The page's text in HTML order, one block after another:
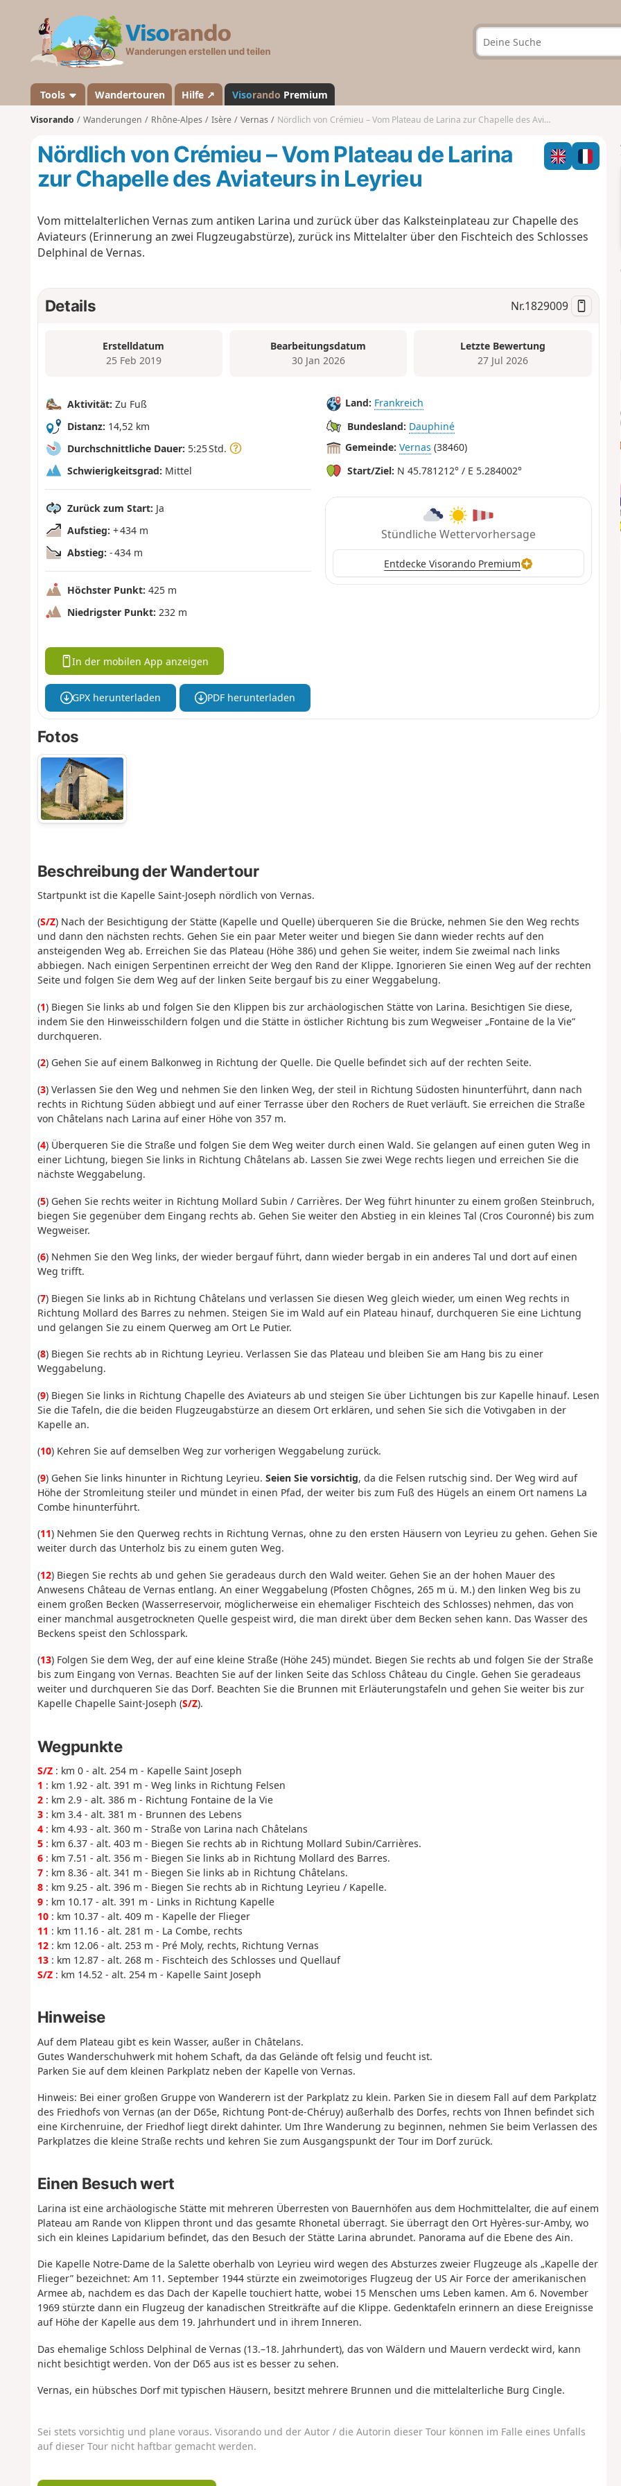
a
n
d
Tools Wandertouren Hilfe ↗ Visorando Premium
Visorando Wanderungen Rhône-Alpes Isère Vernas Nördlich von Crémieu – Vom Plateau de Larina zur Chapelle des Aviateurs in Leyrieu
Nördlich von Crémieu – Vom Plateau de Larina
zur Chapelle des Aviateurs in Leyrieu
Vom mittelalterlichen Vernas zum antiken Larina und zurück über das Kalksteinplateau zur Chapelle des
Aviateurs (Erinnerung an zwei Flugzeugabstürze), zurück ins Mittelalter über den Fischteich des Schlosses
Delphinal de Vernas.
Details Nr.1829009
Erstelldatum
25 Feb 2019
Bearbeitungsdatum
30 Jan 2026
Letzte Bewertung
27 Jul 2026
Aktivität: Zu Fuß
Distanz: 14,52 km
Durchschnittliche Dauer: 5:25 Std.
Schwierigkeitsgrad: Mittel
Zurück zum Start: Ja
Aufstieg: + 434 m
Abstieg: - 434 m
Höchster Punkt: 425 m
Niedrigster Punkt: 232 m
Land: Frankreich
Bundesland: Dauphiné
Gemeinde: Vernas (38460)
Start/Ziel: N 45.781212° / E 5.284002°
Stündliche Wettervorhersage
Entdecke Visorando Premium
In der mobilen App anzeigen
GPX herunterladen PDF herunterladen
Fotos
Beschreibung der Wandertour
Startpunkt ist die Kapelle Saint-Joseph nördlich von Vernas.
(S/Z) Nach der Besichtigung der Stätte (Kapelle und Quelle) überqueren Sie die Brücke, nehmen Sie den Weg rechts
und dann den nächsten rechts. Gehen Sie ein paar Meter weiter und biegen Sie dann wieder rechts auf den
ansteigenden Weg ab. Erreichen Sie das Plateau (Höhe 386) und gehen Sie weiter, indem Sie zweimal nach links
abbiegen. Nach einigen Serpentinen erreicht der Weg den Rand der Klippe. Ignorieren Sie einen Weg auf der rechten
Seite und folgen Sie dem Weg auf der linken Seite bergauf bis zu einer Weggabelung.
(1) Biegen Sie links ab und folgen Sie den Klippen bis zur archäologischen Stätte von Larina. Besichtigen Sie diese,
indem Sie den Hinweisschildern folgen und die Stätte in östlicher Richtung bis zum Wegweiser „Fontaine de la Vie”
durchqueren.
(2) Gehen Sie auf einem Balkonweg in Richtung der Quelle. Die Quelle befindet sich auf der rechten Seite.
(3) Verlassen Sie den Weg und nehmen Sie den linken Weg, der steil in Richtung Südosten hinunterführt, dann nach
rechts in Richtung Süden abbiegt und auf einer Terrasse über den Rochers de Ruet verläuft. Sie erreichen die Straße
von Châtelans nach Larina auf einer Höhe von 357 m.
(4) Überqueren Sie die Straße und folgen Sie dem Weg weiter durch einen Wald. Sie gelangen auf einen guten Weg in
einer Lichtung, biegen Sie links in Richtung Châtelans ab. Lassen Sie zwei Wege rechts liegen und erreichen Sie die
nächste Weggabelung.
(5) Gehen Sie rechts weiter in Richtung Mollard Subin / Carrières. Der Weg führt hinunter zu einem großen Steinbruch,
biegen Sie gegenüber dem Eingang rechts ab. Gehen Sie weiter den Abstieg in ein kleines Tal (Cros Couronné) bis zum
Wegweiser.
(6) Nehmen Sie den Weg links, der wieder bergauf führt, dann wieder bergab in ein anderes Tal und dort auf einen
Weg trifft.
(7) Biegen Sie links ab in Richtung Châtelans und verlassen Sie diesen Weg gleich wieder, um einen Weg rechts in
Richtung Mollard des Barres zu nehmen. Steigen Sie im Wald auf ein Plateau hinauf, durchqueren Sie eine Lichtung
und gelangen Sie zu einem Querweg am Ort Le Putier.
(8) Biegen Sie rechts ab in Richtung Leyrieu. Verlassen Sie das Plateau und bleiben Sie am Hang bis zu einer
Weggabelung.
(9) Biegen Sie links in Richtung Chapelle des Aviateurs ab und steigen Sie über Lichtungen bis zur Kapelle hinauf. Lesen
Sie die Tafeln, die die beiden Flugzeugabstürze an diesem Ort erklären, und sehen Sie sich die Votivgaben in der
Kapelle an.
(10) Kehren Sie auf demselben Weg zur vorherigen Weggabelung zurück.
(9) Gehen Sie links hinunter in Richtung Leyrieu. Seien Sie vorsichtig, da die Felsen rutschig sind. Der Weg wird auf
Höhe der Stromleitung steiler und mündet in einen Pfad, der weiter bis zum Fuß des Hügels an einem Ort namens La
Combe hinunterführt.
(11) Nehmen Sie den Querweg rechts in Richtung Vernas, ohne zu den ersten Häusern von Leyrieu zu gehen. Gehen Sie
weiter durch das Unterholz bis zu einem guten Weg.
(12) Biegen Sie rechts ab und gehen Sie geradeaus durch den Wald weiter. Gehen Sie an der hohen Mauer des
Anwesens Château de Vernas entlang. An einer Weggabelung (Pfosten Chôgnes, 265 m ü. M.) den linken Weg bis zu
einem großen Becken (Wasserreservoir, möglicherweise ein ehemaliger Fischteich des Schlosses) nehmen, das von
einer manchmal ausgetrockneten Quelle gespeist wird, die man direkt über dem Becken sehen kann. Das Wasser des
Beckens speist den Schlosspark.
(13) Folgen Sie dem Weg, der auf eine kleine Straße (Höhe 245) mündet. Biegen Sie rechts ab und folgen Sie der Straße
bis zum Eingang von Vernas. Beachten Sie auf der linken Seite das Schloss Château du Cingle. Gehen Sie geradeaus
weiter und durchqueren Sie das Dorf. Beachten Sie die Brunnen mit Erläuterungstafeln und gehen Sie weiter bis zur
Kapelle Chapelle Saint-Joseph (S/Z).
Wegpunkte
S/Z: km 0 - alt. 254 m - Kapelle Saint Joseph
1 : km 1.92 - alt. 391 m - Weg links in Richtung Felsen
2: km 2.9 - alt. 386 m - Richtung Fontaine de la Vie
3: km 3.4 - alt. 381 m - Brunnen des Lebens
4: km 4.93 - alt. 360 m - Straße von Larina nach Châtelans
5: km 6.37 - alt. 403 m - Biegen Sie rechts ab in Richtung Mollard Subin/Carrières.
6: km 7.51 - alt. 356 m - Biegen Sie links ab in Richtung Mollard des Barres.
7: km 8.36 - alt. 341 m - Biegen Sie links ab in Richtung Châtelans.
8: km 9.25 - alt. 396 m - Biegen Sie rechts ab in Richtung Leyrieu / Kapelle.
9: km 10.17 - alt. 391 m - Links in Richtung Kapelle
10: km 10.37 - alt. 409 m - Kapelle der Flieger
11 : km 11.16 - alt. 281 m - La Combe, rechts
12: km 12.06 - alt. 253 m - Pré Moly, rechts, Richtung Vernas
13: km 12.87 - alt. 268 m - Fischteich des Schlosses und Quellauf
S/Z: km 14.52 - alt. 254 m - Kapelle Saint Joseph
Hinweise
Auf dem Plateau gibt es kein Wasser, außer in Châtelans.
Gutes Wanderschuhwerk mit hohem Schaft, da das Gelände oft felsig und feucht ist.
Parken Sie auf dem kleinen Parkplatz neben der Kapelle von Vernas.
Hinweis: Bei einer großen Gruppe von Wanderern ist der Parkplatz zu klein. Parken Sie in diesem Fall auf dem Parkplatz
des Friedhofs von Vernas (an der D65e, Richtung Pont-de-Chéruy) außerhalb des Dorfes, rechts von Ihnen befindet sich
eine Kirchenruine, der Friedhof liegt direkt dahinter. Um Ihre Wanderung zu beginnen, nehmen Sie beim Verlassen des
Parkplatzes die kleine Straße rechts und kehren Sie zum Ausgangspunkt der Tour im Dorf zurück.
Einen Besuch wert
Larina ist eine archäologische Stätte mit mehreren Überresten von Bauernhöfen aus dem Hochmittelalter, die auf einem
Plateau am Rande von Klippen thront und das gesamte Rhonetal überragt. Sie überragt den Ort Hyères-sur-Amby, wo
sich ein kleines Lapidarium befindet, das den Besuch der Stätte Larina abrundet. Panorama auf die Ebene des Ain.
Die Kapelle Notre-Dame de la Salette oberhalb von Leyrieu wird wegen des Absturzes zweier Flugzeuge als „Kapelle der
Flieger” bezeichnet: Am 11. September 1944 stürzte ein zweimotoriges Flugzeug der US Air Force der amerikanischen
Armee ab, nachdem es das Dach der Kapelle touchiert hatte, wobei 15 Menschen ums Leben kamen. Am 6. November
1969 stürzte dann ein Flugzeug der kanadischen Streitkräfte auf die Klippe. Gedenktafeln erinnern an diese Ereignisse
auf Höhe der Kapelle aus dem 19. Jahrhundert und in ihrem Inneren.
Das ehemalige Schloss Delphinal de Vernas (13.–18. Jahrhundert), das von Wäldern und Mauern verdeckt wird, kann
nicht besichtigt werden. Von der D65 aus ist es besser zu sehen.
Vernas, ein hübsches Dorf mit typischen Häusern, besitzt mehrere Brunnen und die mittelalterliche Burg Cingle.
Sei stets vorsichtig und plane voraus. Visorando und der Autor / die Autorin dieser Tour können im Falle eines Unfalls
auf dieser Tour nicht haftbar gemacht werden.